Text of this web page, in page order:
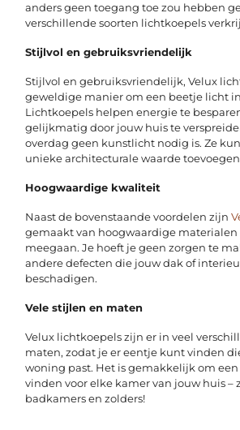
anders geen toegang toe zou hebben
verschillende soorten lichtkoepels
Stijlvol en gebruiksvriendelijk
Stijlvol en gebruiksvriendelijk, Velux
geweldige manier om een beetje licht
Lichtkoepels helpen energie te
gelijkmatig door jouw huis te
overdag geen kunstlicht nodig is. Ze
unieke architecturale waarde
Hoogwaardige kwaliteit
Naast de bovenstaande voordelen zijn
gemaakt van hoogwaardige
meegaan. Je hoeft je geen zorgen te
andere defecten die jouw dak of
beschadigen.
Vele stijlen en maten
Velux lichtkoepels zijn er in veel
maten, zodat je er eentje kunt vinden
woning past. Het is gemakkelijk om
vinden voor elke kamer van jouw huis –
badkamers en zolders!